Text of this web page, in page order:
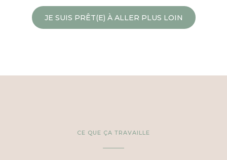
JE SUIS PRÊT(E) À ALLER PLUS LOIN
CE QUE ÇA TRAVAILLE